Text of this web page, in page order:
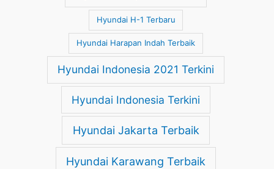
Hyundai H-1 Terbaru
Hyundai Harapan Indah Terbaik
Hyundai Indonesia 2021 Terkini
Hyundai Indonesia Terkini
Hyundai Jakarta Terbaik
Hyundai Karawang Terbaik